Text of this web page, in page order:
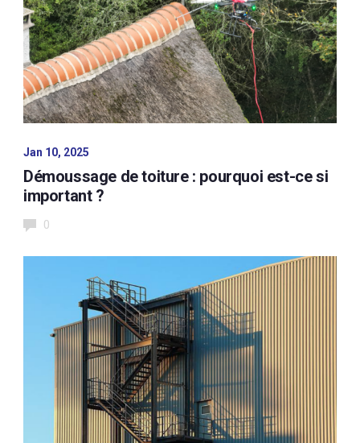
Jan 10, 2025
Démoussage de toiture : pourquoi est-ce si
important ?
0